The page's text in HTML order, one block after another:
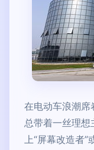
在电动车浪潮席
总带着一丝理
上“屏幕改造者”